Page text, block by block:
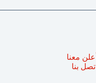
أعلن معنا
اتصل بنا